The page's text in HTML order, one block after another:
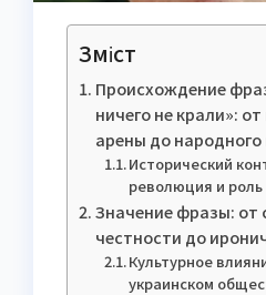
Зміст
Происхождение
ничего не крали»:
арены до народного
Исторический
революция и
Значение фразы: от
честности до
Культурное
украинском